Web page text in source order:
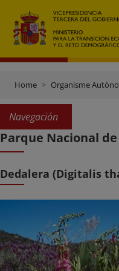
Home Organisme
Navegación
Parque Nacional
Dedalera (Digitalis